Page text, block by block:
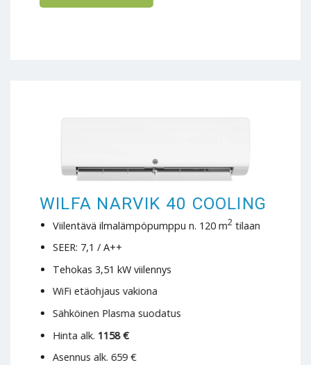
WILFA NARVIK 40 COOLING
Viilentävä ilmalämpöpumppu n. 120 m2tilaan
SEER: 7,1 / A++
Tehokas 3,51 kW viilennys
WiFi etäohjaus vakiona
Sähköinen Plasma suodatus
Hinta alk. 1158 €
Asennus alk. 659 €